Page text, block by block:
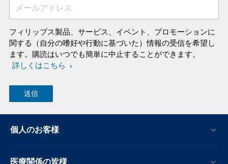
メールアドレス
フィリップス製品、サービス、イベント、プロモーションに
関する（自分の嗜好や行動に基づいた）情報の受信を希望し
ます。購読はいつでも簡単に中止することができます。
詳しくはこちら
個人のお客様
医療関係の皆様